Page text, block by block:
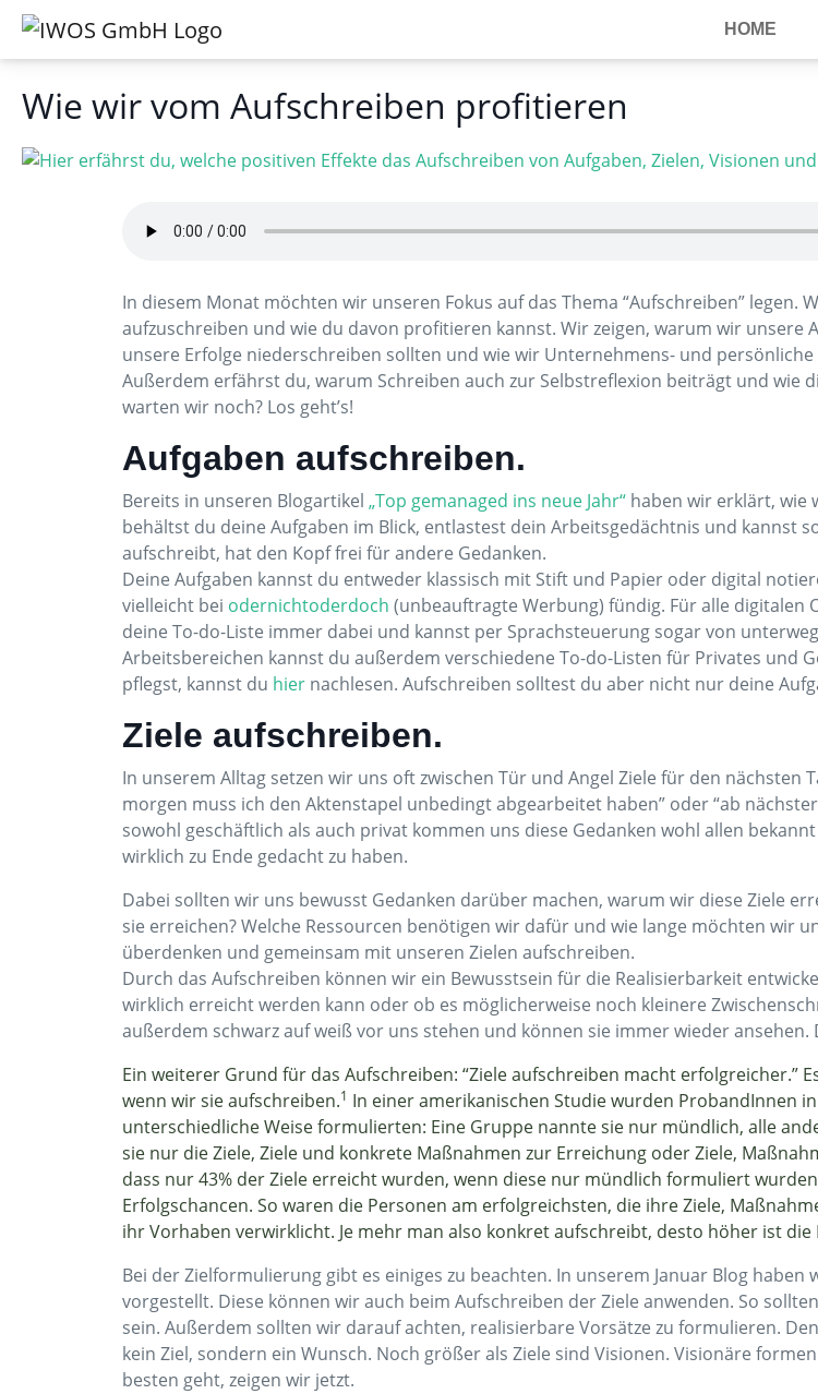
HOME
Wie wir vom Aufschreiben profitieren
In diesem Monat möchten wir unseren Fokus auf das Thema “Aufschreiben” legen.
aufzuschreiben und wie du davon profitieren kannst. Wir zeigen, warum wir
unsere Erfolge niederschreiben sollten und wie wir Unternehmens- und
Außerdem erfährst du, warum Schreiben auch zur Selbstreflexion beiträgt und wie
warten wir noch? Los geht’s!
Aufgaben aufschreiben.
Bereits in unseren Blogartikel „Top gemanaged ins neue Jahr“ haben wir erklärt, wie
behältst du deine Aufgaben im Blick, entlastest dein Arbeitsgedächtnis und kannst
aufschreibt, hat den Kopf frei für andere Gedanken.
Deine Aufgaben kannst du entweder klassisch mit Stift und Papier oder digital
vielleicht bei odernichtoderdoch (unbeauftragte Werbung) fündig. Für alle digitalen
deine To-do-Liste immer dabei und kannst per Sprachsteuerung sogar von
Arbeitsbereichen kannst du außerdem verschiedene To-do-Listen für Privates und
pflegst, kannst du hier nachlesen. Aufschreiben solltest du aber nicht nur deine
Ziele aufschreiben.
In unserem Alltag setzen wir uns oft zwischen Tür und Angel Ziele für den nächsten
morgen muss ich den Aktenstapel unbedingt abgearbeitet haben” oder “ab
sowohl geschäftlich als auch privat kommen uns diese Gedanken wohl allen
wirklich zu Ende gedacht zu haben.
Dabei sollten wir uns bewusst Gedanken darüber machen, warum wir diese Ziele
sie erreichen? Welche Ressourcen benötigen wir dafür und wie lange möchten wir
überdenken und gemeinsam mit unseren Zielen aufschreiben.
Durch das Aufschreiben können wir ein Bewusstsein für die Realisierbarkeit
wirklich erreicht werden kann oder ob es möglicherweise noch kleinere
außerdem schwarz auf weiß vor uns stehen und können sie immer wieder
Ein weiterer Grund für das Aufschreiben: “Ziele aufschreiben macht erfolgreicher.”
wenn wir sie aufschreiben.1 In einer amerikanischen Studie wurden ProbandInnen
unterschiedliche Weise formulierten: Eine Gruppe nannte sie nur mündlich, alle
sie nur die Ziele, Ziele und konkrete Maßnahmen zur Erreichung oder Ziele,
dass nur 43% der Ziele erreicht wurden, wenn diese nur mündlich formuliert
Erfolgschancen. So waren die Personen am erfolgreichsten, die ihre Ziele,
ihr Vorhaben verwirklicht. Je mehr man also konkret aufschreibt, desto höher ist die
Bei der Zielformulierung gibt es einiges zu beachten. In unserem Januar Blog
vorgestellt. Diese können wir auch beim Aufschreiben der Ziele anwenden. So
sein. Außerdem sollten wir darauf achten, realisierbare Vorsätze zu formulieren.
kein Ziel, sondern ein Wunsch. Noch größer als Ziele sind Visionen. Visionäre
besten geht, zeigen wir jetzt.